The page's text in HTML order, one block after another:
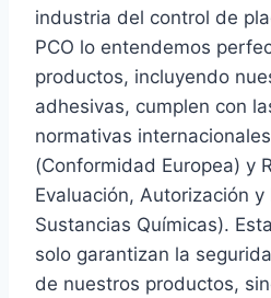
industria del control de
PCO lo entendemos
productos, incluyendo
adhesivas, cumplen con
normativas
(Conformidad Europea) y
Evaluación, Autorización
Sustancias Químicas).
solo garantizan la
de nuestros productos,